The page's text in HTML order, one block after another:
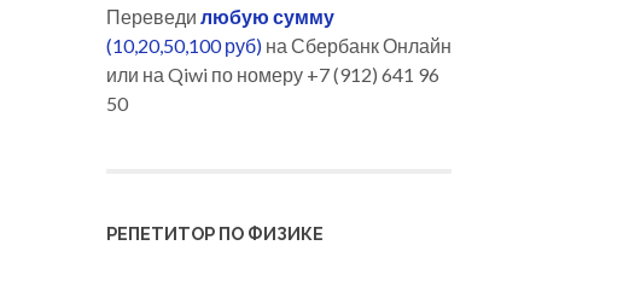
Переведи любую сумму
(10,20,50,100 руб) на Сбербанк Онлайн
или на Qiwi по номеру +7 (912) 641 96
50
РЕПЕТИТОР ПО ФИЗИКЕ